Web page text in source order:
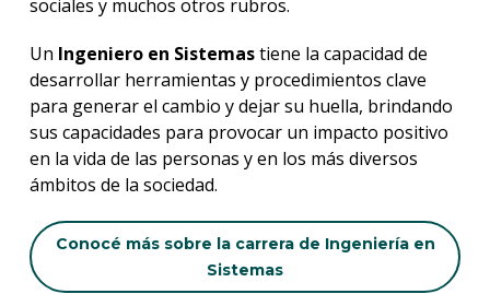
sociales y muchos otros rubros.
Un Ingeniero en Sistemastiene la capacidad de
desarrollar herramientas y procedimientos clave
para generar el cambio y dejar su huella, brindando
sus capacidades para provocar un impacto positivo
en la vida de las personas y en los más diversos
ámbitos de la sociedad.
Conocé más sobre la carrera de Ingeniería en
Sistemas